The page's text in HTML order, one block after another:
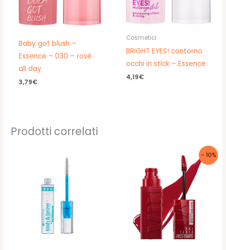
Baby got blush –
Essence – 030 – rosè
all day
3,79€
Cosmetici
BRIGHT EYES! contorno
occhi in stick – Essence
4,19€
Prodotti correlati
- 10%